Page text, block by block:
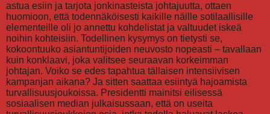
astua esiin ja tarjota jonkinasteista johtajuutta, ottaen
huomioon, että todennäköisesti kaikille näille sotilaallisille
elementeille oli jo annettu kohdelistat ja valtuudet iskeä
noihin kohteisiin. Todellinen kysymys on tietysti se,
kokoontuuko asiantuntijoiden neuvosto nopeasti – tavallaan
kuin konklaavi, joka valitsee seuraavan korkeimman
johtajan. Voiko se edes tapahtua tällaisen intensiivisen
kampanjan aikana? Ja sitten saattaa esiintyä hajoamista
turvallisuusjoukoissa. Presidentti mainitsi eilisessä
sosiaalisen median julkaisussaan, että on useita